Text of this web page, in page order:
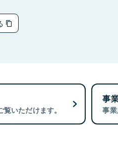
いただけます。
事
事